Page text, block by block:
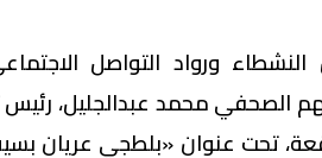
ورواد التواصل
الصحفي محمد عبدالجليل،
تحت عنوان «بلطجي عريان